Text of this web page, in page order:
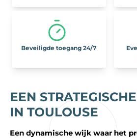
Beveiligde toegang 24/7
EEN
IN TOULOUSE
Een dynamische wijk waar het